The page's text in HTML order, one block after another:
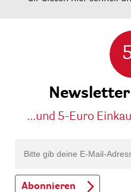
...und 5-Euro
Abonnieren